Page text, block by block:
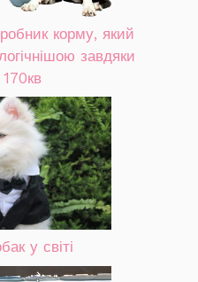
корму, який
завдяки
у світі